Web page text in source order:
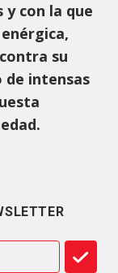
y con la que
su
de intensas